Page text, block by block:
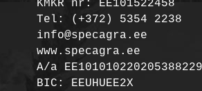
KMKR nr: EE101522458
Tel: (+372) 5354 2238
info@specagra.ee
A/a
BIC: EEUHUEE2X